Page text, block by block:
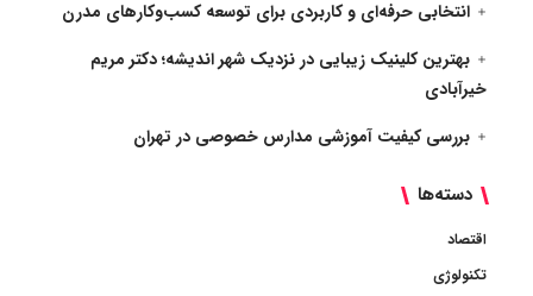
انتخابی حرفه‌ای و کاربردی برای توسعه کسب‌وکارهای مدرن
بهترین کلینیک زیبایی در نزدیک شهر اندیشه؛ دکتر مریم
خیرآبادی
بررسی کیفیت آموزشی مدارس خصوصی در تهران
دسته‌ها
اقتصاد
تکنولوژی